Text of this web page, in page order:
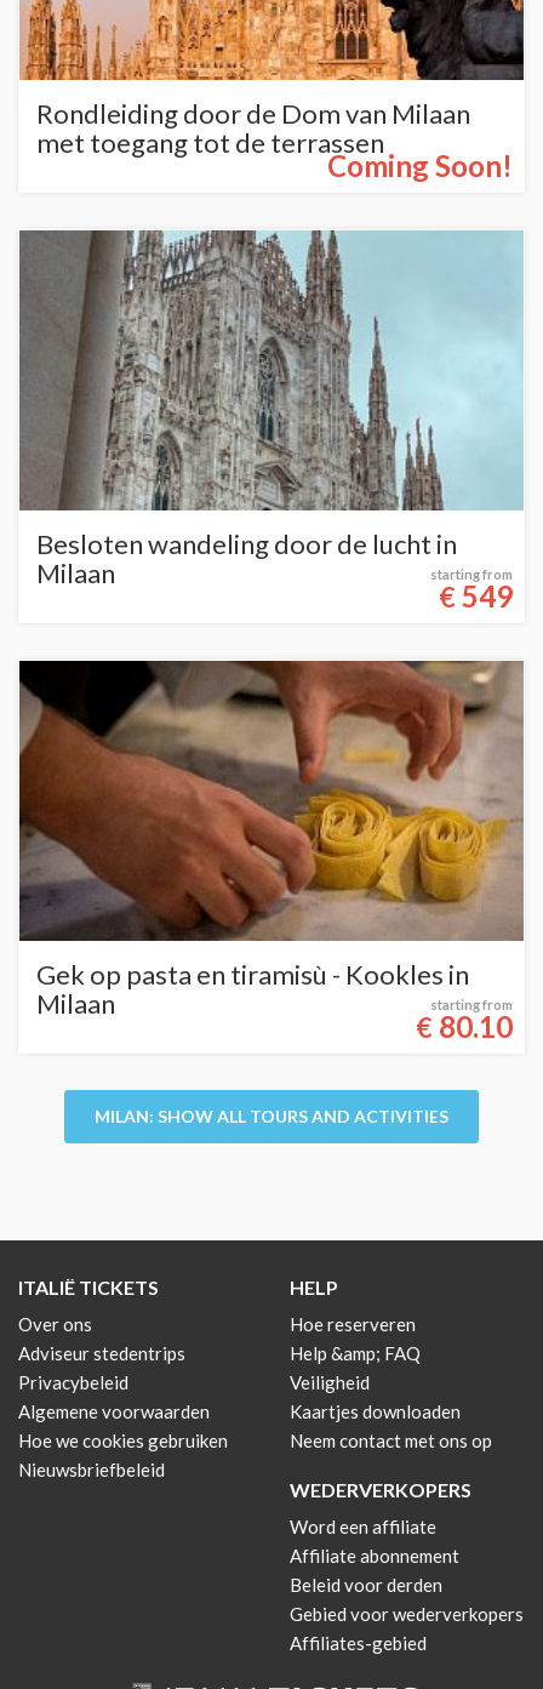
Rondleiding door de Dom van Milaan
met toegang tot de terrassen
Coming Soon!
Besloten wandeling door de lucht in
Milaan
starting from
€549
Gek op pasta en tiramisù - Kookles in
Milaan
starting from
€ 80.10
MILAN: SHOW ALL TOURS AND ACTIVITIES
ITALIË TICKETS
Over ons
Adviseur stedentrips
Privacybeleid
Algemene voorwaarden
Hoe we cookies gebruiken
Nieuwsbriefbeleid
HELP
Hoe reserveren
Help &amp; FAQ
Veiligheid
Kaartjes downloaden
Neem contact met ons op
WEDERVERKOPERS
Word een affiliate
Affiliate abonnement
Beleid voor derden
Gebied voor wederverkopers
Affiliates-gebied